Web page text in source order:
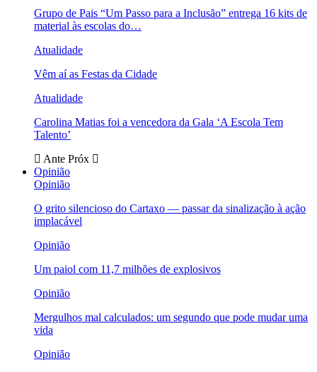
Grupo de Pais “Um Passo para a Inclusão” entrega 16 kits de
material às escolas do…
Atualidade
Vêm aí as Festas da Cidade
Atualidade
Carolina Matias foi a vencedora da Gala ‘A Escola Tem
Talento’
Ante Próx
Opinião
Opinião
O grito silencioso do Cartaxo — passar da sinalização à ação
implacável
Opinião
Um paiol com 11,7 milhões de explosivos
Opinião
Mergulhos mal calculados: um segundo que pode mudar uma
vida
Opinião